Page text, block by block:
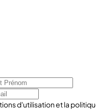
d'utilisation et la